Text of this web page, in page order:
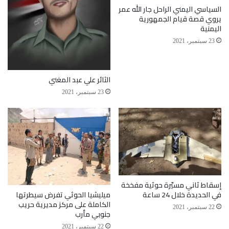
وأخمدت الحركة الحوثية الحديث عن اغتيال حسن زيد،
أحدثت جديلا بين حامد والمشاط، ففيما أعلن حامد أن ذلك
قال فيها “أنا شخصيا من أوقف هذه الإجراءات لأنه قلت
بعد الإنذار تأتي العقوبة”.
وتعيد مليشيا الحوثي، ترتيب أعمالها في صنعاء بوتيرة عالية
السياسي اليمني الراحل جار الله عمر
يروي قصة قيام الجمهورية
اليمنية
23 سبتمبر، 2021
الثائر علي عبد المغني
23 سبتمبر، 2021
إسقاط ثاني مسيّرة حوثية مفخخة
في الحديدة خلال 24 ساعة
22 سبتمبر، 2021
ميليشيا الحوثي تفرض سيطرتها
الكاملة على مركز مديرية حريب
جنوبي مأرب
22 سبتمبر، 2021